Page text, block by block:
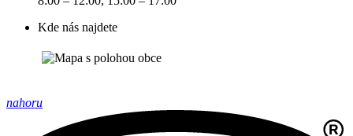
Kde nás najdete
nahoru